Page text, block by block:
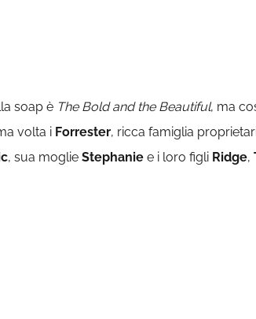
soap è The Bold and the Beautiful, ma
volta i Forrester, ricca famiglia
, sua moglie Stephanie e i loro figli Ridge,